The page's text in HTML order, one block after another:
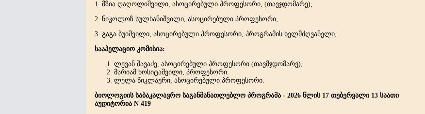
1. მზია ღაღოლიშვილი, ასოცირებული პროფესორი, (თავჯდომარე);
2. ნიკოლოზ სულხანიშვილი, ასოცირებული პროფესორი;
3. გაგა ბუიშვილი, ასოცირებული პროფესორი, პროგრამის ხელმძღვანელი;
სააპელაციო კომისია:
ლევან შავაძე, ასოცირებული პროფესორი (თავმჯდომარე);
მარიამ ხოსიტაშვილი, პროფესორი.
ლელა წიკლაური, ასოცირებული პროფესორი.
ბიოლოგიის საბაკალავრო საგანმანათლებლო პროგრამა - 2026 წლის 17 თებერვალი 13 საათი
აუდიტორია N 419